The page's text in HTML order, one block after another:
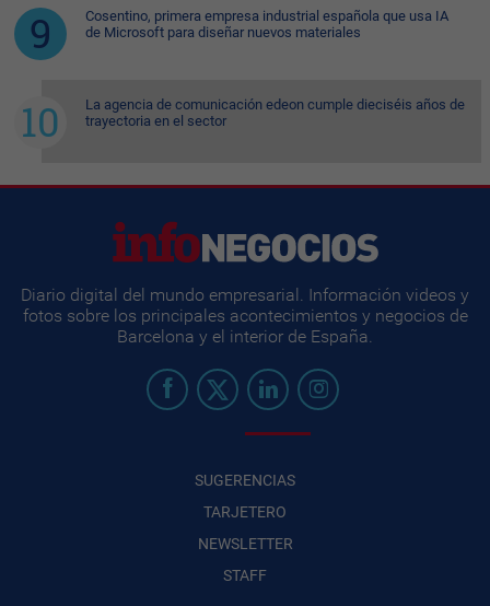
Cosentino, primera empresa industrial española que usa IA
de Microsoft para diseñar nuevos materiales
La agencia de comunicación edeon cumple dieciséis años de
trayectoria en el sector
Diario digital del mundo empresarial. Información videos y
fotos sobre los principales acontecimientos y negocios de
Barcelona y el interior de España.
SUGERENCIAS
TARJETERO
NEWSLETTER
STAFF